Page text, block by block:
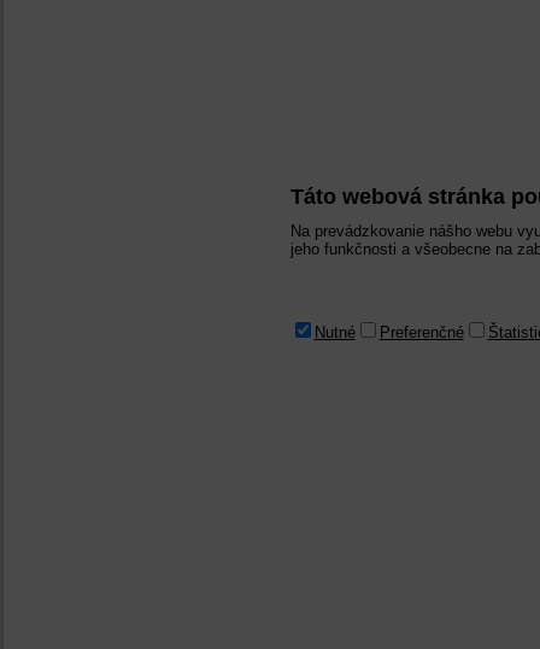
Táto webová stránka
Na prevádzkovanie nášho webu
jeho funkčnosti a všeobecne na
Nutné Preferenčné